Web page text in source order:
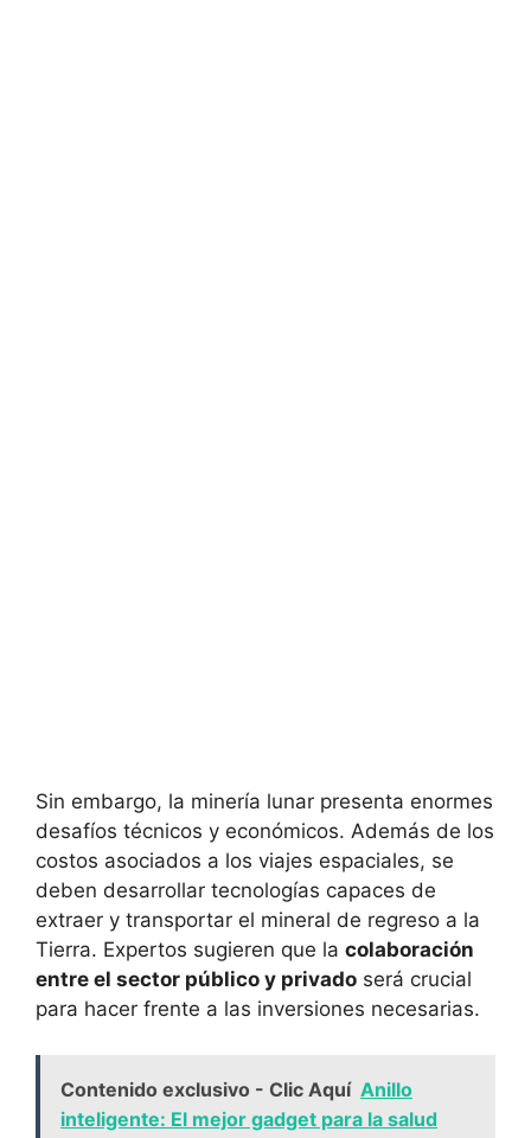
Sin embargo, la minería lunar presenta enormes
desafíos técnicos y económicos. Además de los
costos asociados a los viajes espaciales, se
deben desarrollar tecnologías capaces de
extraer y transportar el mineral de regreso a la
Tierra. Expertos sugieren que la colaboración
entre el sector público y privado será crucial
para hacer frente a las inversiones necesarias.
Contenido exclusivo - Clic Aquí Anillo
inteligente: El mejor gadget para la salud